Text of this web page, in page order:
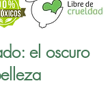
el oscuro